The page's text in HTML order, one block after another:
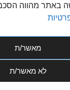
מאשר/ת
לא מאשר/ת